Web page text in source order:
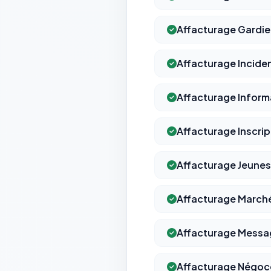
Affacturage
Affacturage
Affacturage
Affacturage
Affacturage
Affacturage
Affacturage
Affacturage